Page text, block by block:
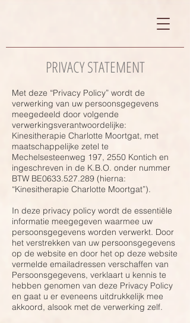
PRIVACY STATEMENT
Met deze “Privacy Policy” wordt de
verwerking van uw persoonsgegevens
meegedeeld door volgende
verwerkingsverantwoordelijke:
Kinesitherapie Charlotte Moortgat, met
maatschappelijke zetel te
Mechelsesteenweg 197, 2550 Kontich en
ingeschreven in de K.B.O. onder nummer
BTW BE0633.527.289 (hierna:
“Kinesitherapie Charlotte Moortgat”).
In deze privacy policy wordt de essentiële
informatie meegegeven waarmee uw
persoonsgegevens worden verwerkt. Door
het verstrekken van uw persoonsgegevens
op de website en door het op deze website
vermelde emailadressen verschaffen van
Persoonsgegevens, verklaart u kennis te
hebben genomen van deze Privacy Policy
en gaat u er eveneens uitdrukkelijk mee
akkoord, alsook met de verwerking zelf.